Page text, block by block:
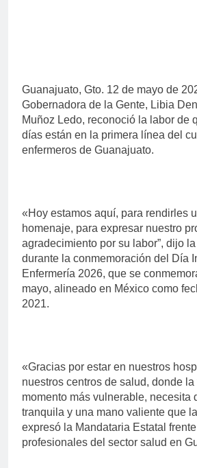
Guanajuato, Gto. 12 de mayo de
Gobernadora de la Gente, Libia
Muñoz Ledo, reconoció la labor de
días están en la primera línea del
enfermeros de Guanajuato.
«Hoy estamos aquí, para rendirles
homenaje, para expresar nuestro
agradecimiento por su labor”, dijo
durante la conmemoración del Día
Enfermería 2026, que se
mayo, alineado en México como
2021.
«Gracias por estar en nuestros
nuestros centros de salud, donde la
momento más vulnerable, necesita
tranquila y una mano valiente que
expresó la Mandataria Estatal
profesionales del sector salud en